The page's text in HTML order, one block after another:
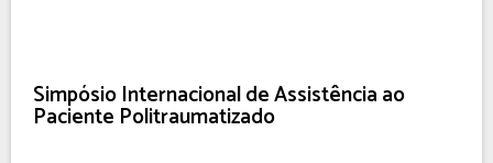
Simpósio Internacional de Assistência ao
Paciente Politraumatizado